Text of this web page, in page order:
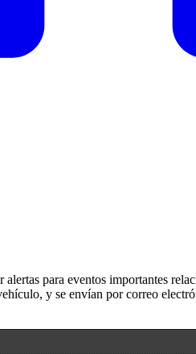
para eventos importantes
y se envían por correo